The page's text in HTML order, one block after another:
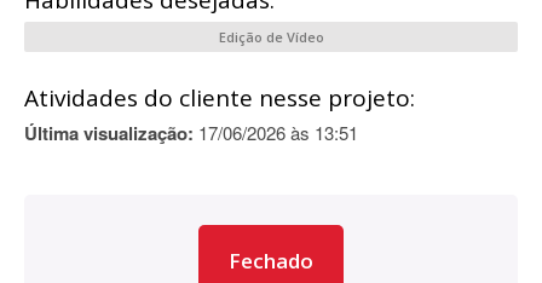
Edição de Vídeo
Atividades do cliente nesse projeto:
Última visualização: 17/06/2026 às 13:51
Fechado